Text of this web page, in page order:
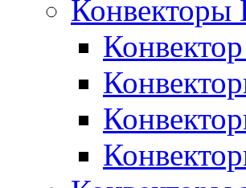
Конвекторы